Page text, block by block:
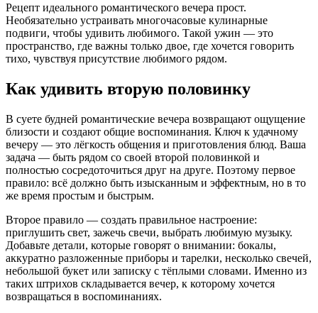
Рецепт идеального романтического вечера прост.
Необязательно устраивать многочасовые кулинарные
подвиги, чтобы удивить любимого. Такой ужин — это
пространство, где важны только двое, где хочется говорить
тихо, чувствуя присутствие любимого рядом.
Как удивить вторую половинку
В суете будней романтические вечера возвращают ощущение
близости и создают общие воспоминания. Ключ к удачному
вечеру — это лёгкость общения и приготовления блюд. Ваша
задача — быть рядом со своей второй половинкой и
полностью сосредоточиться друг на друге. Поэтому первое
правило: всё должно быть изысканным и эффектным, но в то
же время простым и быстрым.
Второе правило — создать правильное настроение:
приглушить свет, зажечь свечи, выбрать любимую музыку.
Добавьте детали, которые говорят о внимании: бокалы,
аккуратно разложенные приборы и тарелки, несколько свечей,
небольшой букет или записку с тёплыми словами. Именно из
таких штрихов складывается вечер, к которому хочется
возвращаться в воспоминаниях.